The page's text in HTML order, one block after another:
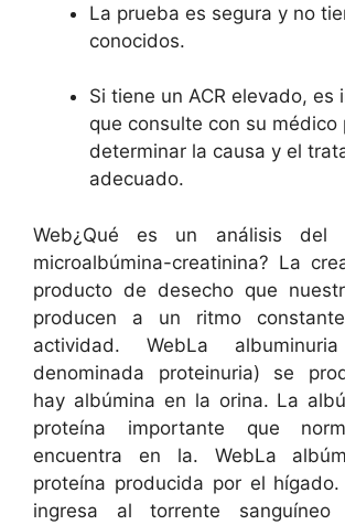
La prueba es segura y no
conocidos.
Si tiene un ACR elevado, es
que consulte con su médico
determinar la causa y el
adecuado.
Web¿Qué es un análisis del
microalbúmina-creatinina? La
producto de desecho que
producen a un ritmo
actividad. WebLa
denominada proteinuria) se
hay albúmina en la orina. La
proteína importante que
encuentra en la. WebLa
proteína producida por el
ingresa al torrente